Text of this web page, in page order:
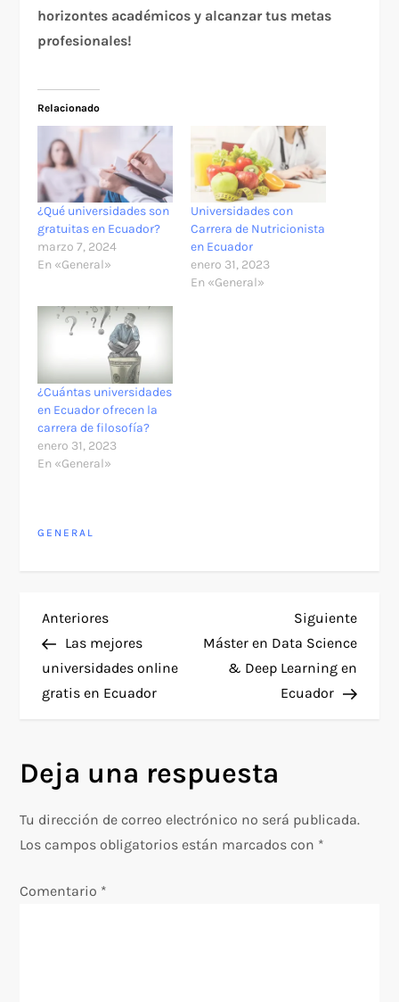
horizontes académicos y alcanzar tus metas
profesionales!
Relacionado
¿Qué universidades son
gratuitas en Ecuador?
marzo 7, 2024
En «General»
Universidades con
Carrera de Nutricionista
en Ecuador
enero 31, 2023
En «General»
¿Cuántas universidades
en Ecuador ofrecen la
carrera de filosofía?
enero 31, 2023
En «General»
GENERAL
N
a
v
g
a
Entrada
anterior
Anteriores
Las mejores
universidades online
gratis en Ecuador
Siguiente
Máster en Data Science
& Deep Learning en
Ecuador
Deja una respuesta
Tu dirección de correo electrónico no será publicada.
Los campos obligatorios están marcados con *
Comentario *